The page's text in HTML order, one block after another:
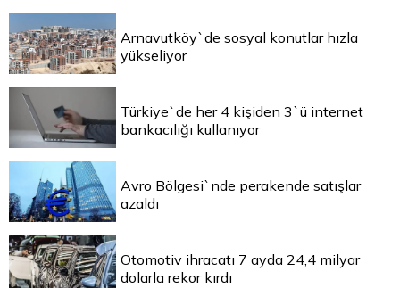
Arnavutköy`de sosyal konutlar hızla
yükseliyor
Türkiye`de her 4 kişiden 3`ü internet
bankacılığı kullanıyor
Avro Bölgesi`nde perakende satışlar
azaldı
Otomotiv ihracatı 7 ayda 24,4 milyar
dolarla rekor kırdı